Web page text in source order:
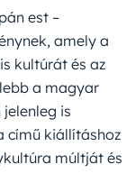
est –
amely a
kultúrát és az
a magyar
is
című kiállításhoz
múltját és